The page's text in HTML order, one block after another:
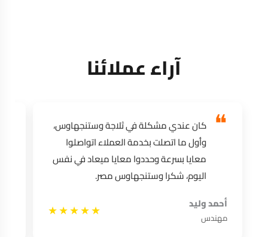
آراء عملائنا
كان عندي مشكلة في ثلاجة وستنجهاوس،
وأول ما اتصلت بخدمة العملاء اتواصلوا
معايا بسرعة وحددوا معايا ميعاد في نفس
اليوم، شكرا وستنجهاوس مصر.
أحمد وليد
مهندس ★★★★★